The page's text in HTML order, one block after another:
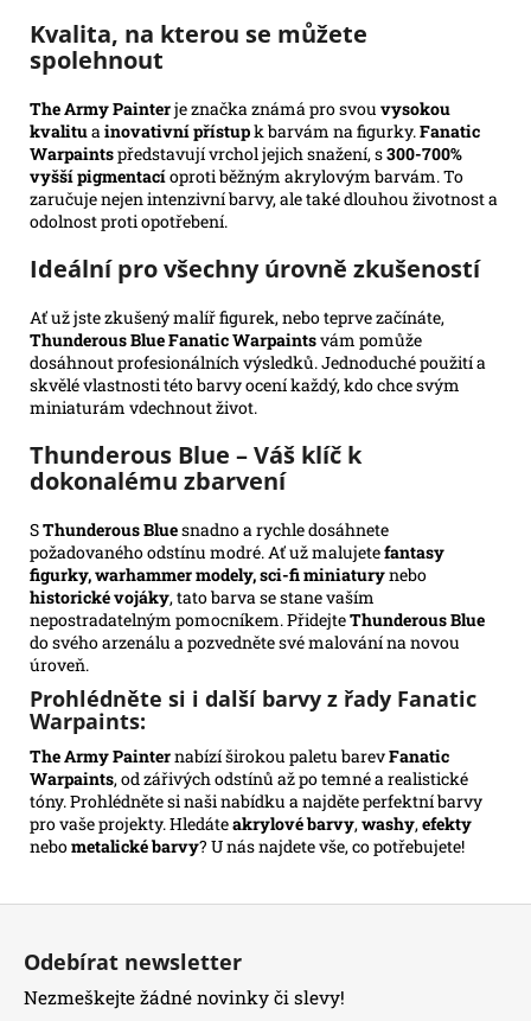
Kvalita, na kterou se můžete
spolehnout
The Army Painterje značka známá pro svou vysokou
kvalituainovativní přístupk barvám na figurky.Fanatic
Warpaintspředstavují vrchol jejich snažení, s300-700%
vyšší pigmentacíoproti běžným akrylovým barvám. To
zaručuje nejen intenzivní barvy, ale také dlouhou životnost a
odolnost proti opotřebení.
Ideální pro všechny úrovně zkušeností
Ať už jste zkušený malíř figurek, nebo teprve začínáte,
Thunderous Blue Fanatic Warpaintsvám pomůže
dosáhnout profesionálních výsledků. Jednoduché použití a
skvělé vlastnosti této barvy ocení každý, kdo chce svým
miniaturám vdechnout život.
Thunderous Blue – Váš klíč k
dokonalému zbarvení
SThunderous Bluesnadno a rychle dosáhnete
požadovaného odstínu modré. Ať už malujetefantasy
figurky, warhammer modely, sci-fi miniaturynebo
historické vojáky, tato barva se stane vaším
nepostradatelným pomocníkem. PřidejteThunderous Blue
do svého arzenálu a pozvedněte své malování na novou
úroveň.
Prohlédněte si i další barvy z řady Fanatic
Warpaints:
The Army Painternabízí širokou paletu barevFanatic
Warpaints, od zářivých odstínů až po temné a realistické
tóny. Prohlédněte si naši nabídku a najděte perfektní barvy
pro vaše projekty. Hledáteakrylové barvy,washy,efekty
nebometalické barvy? U nás najdete vše, co potřebujete!
Odebírat newsletter
Nezmeškejte žádné novinky či slevy!